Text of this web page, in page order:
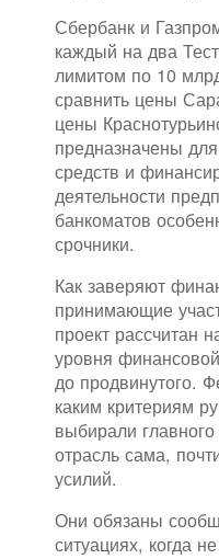
Сбербанк и
каждый на два
лимитом по 10
сравнить цены
цены
предназначены
средств и
деятельности
банкоматов
срочники.
Как заверяют
принимающие
проект рассчитан
уровня
до продвинутого.
каким критериям
выбирали
отрасль сама,
усилий.
Они обязаны
ситуациях, когда